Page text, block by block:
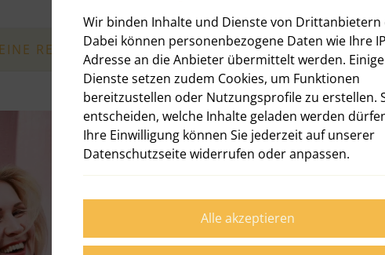
REISE WAS ICH TUE KUNDEN &
Wir binden Inhalte und Dienste von Drittanbietern
Dabei können personenbezogene Daten wie Ihre
Adresse an die Anbieter übermittelt werden. Einige
Dienste setzen zudem Cookies, um Funktionen
bereitzustellen oder Nutzungsprofile zu erstellen.
entscheiden, welche Inhalte geladen werden
Ihre Einwilligung können Sie jederzeit auf unserer
Datenschutzseite widerrufen oder anpassen.